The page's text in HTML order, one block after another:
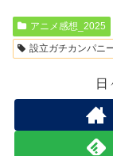
アニメ感想_2025
設立ガチカンパニ
日